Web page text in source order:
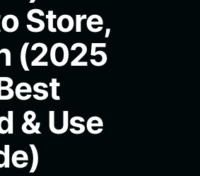
Store,
(2025
& Use